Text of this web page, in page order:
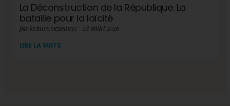
La Déconstruction de la République. La
bataille pour la laïcité
par lectures.suzannees - 28 juillet 2026
LIRE LA SUITE